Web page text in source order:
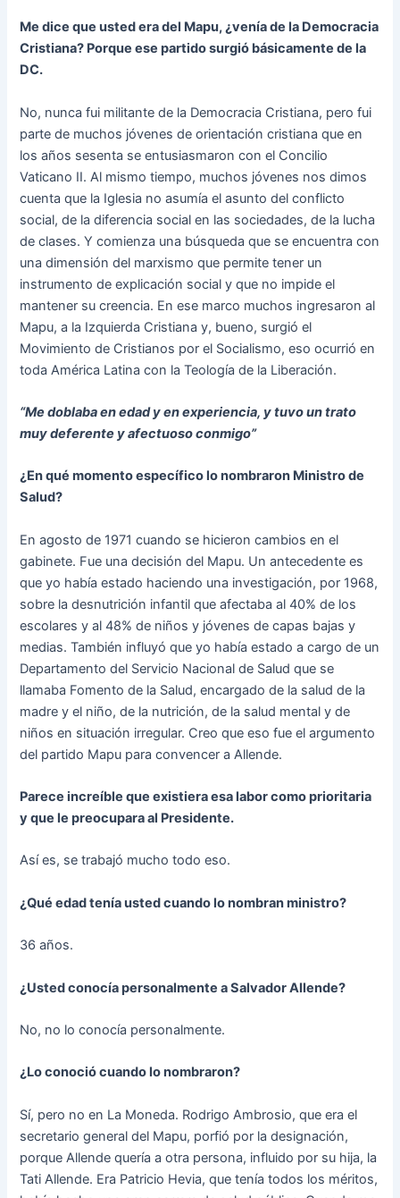
Me dice que usted era del Mapu, ¿venía de la Democracia
Cristiana? Porque ese partido surgió básicamente de la
DC.
No, nunca fui militante de la Democracia Cristiana, pero fui
parte de muchos jóvenes de orientación cristiana que en
los años sesenta se entusiasmaron con el Concilio
Vaticano II. Al mismo tiempo, muchos jóvenes nos dimos
cuenta que la Iglesia no asumía el asunto del conflicto
social, de la diferencia social en las sociedades, de la lucha
de clases. Y comienza una búsqueda que se encuentra con
una dimensión del marxismo que permite tener un
instrumento de explicación social y que no impide el
mantener su creencia. En ese marco muchos ingresaron al
Mapu, a la Izquierda Cristiana y, bueno, surgió el
Movimiento de Cristianos por el Socialismo, eso ocurrió en
toda América Latina con la Teología de la Liberación.
“Me doblaba en edad y en experiencia, y tuvo un trato
muy deferente y afectuoso conmigo”
¿En qué momento específico lo nombraron Ministro de
Salud?
En agosto de 1971 cuando se hicieron cambios en el
gabinete. Fue una decisión del Mapu. Un antecedente es
que yo había estado haciendo una investigación, por 1968,
sobre la desnutrición infantil que afectaba al 40% de los
escolares y al 48% de niños y jóvenes de capas bajas y
medias. También influyó que yo había estado a cargo de un
Departamento del Servicio Nacional de Salud que se
llamaba Fomento de la Salud, encargado de la salud de la
madre y el niño, de la nutrición, de la salud mental y de
niños en situación irregular. Creo que eso fue el argumento
del partido Mapu para convencer a Allende.
Parece increíble que existiera esa labor como prioritaria
y que le preocupara al Presidente.
Así es, se trabajó mucho todo eso.
¿Qué edad tenía usted cuando lo nombran ministro?
36 años.
¿Usted conocía personalmente a Salvador Allende?
No, no lo conocía personalmente.
¿Lo conoció cuando lo nombraron?
Sí, pero no en La Moneda. Rodrigo Ambrosio, que era el
secretario general del Mapu, porfió por la designación,
porque Allende quería a otra persona, influido por su hija, la
Tati Allende. Era Patricio Hevia, que tenía todos los méritos,